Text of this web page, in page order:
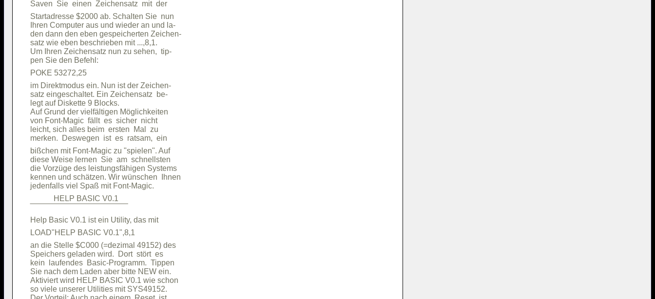
Startadresse $2000 ab. Schalten Sie  nun
Ihren Computer aus und wieder an und la-
den dann den eben gespeicherten Zeichen-
satz wie eben beschrieben mit ...,8,1.
Um Ihren Zeichensatz nun zu sehen,  tip-
im Direktmodus ein. Nun ist der Zeichen-
satz eingeschaltet. Ein Zeichensatz  be-
legt auf Diskette 9 Blocks.
Auf Grund der vielfältigen Möglichkeiten
von Font-Magic  fällt  es  sicher  nicht
leicht, sich alles beim  ersten  Mal  zu
bißchen mit Font-Magic zu "spielen". Auf
diese Weise lernen  Sie  am  schnellsten
die Vorzüge des leistungsfähigen Systems
kennen und schätzen. Wir wünschen  Ihnen
            HELP BASIC V0.1
an die Stelle $C000 (=dezimal 49152) des
Speichers geladen wird.  Dort  stört  es
kein  laufendes  Basic-Programm.  Tippen
Sie nach dem Laden aber bitte NEW ein.
Aktiviert wird HELP BASIC V0.1 wie schon
so viele unserer Utilities mit SYS49152.